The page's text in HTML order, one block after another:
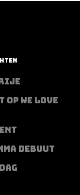
OP WE LOVE
DEBUUT